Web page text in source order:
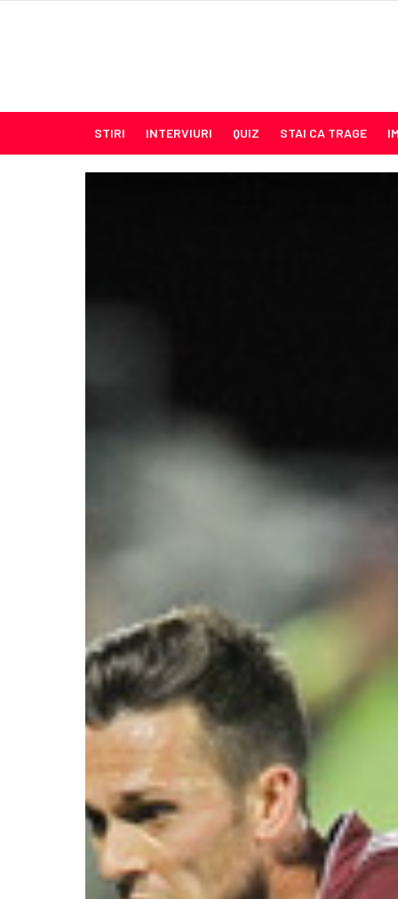
STIRI INTERVIURI QUIZ STAI CA TRAGE